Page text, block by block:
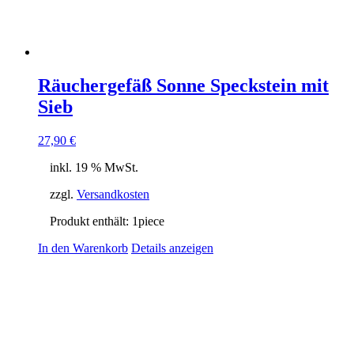
Räuchergefäß Sonne Speckstein mit
Sieb
27,90 €
inkl. 19 % MwSt.
zzgl. Versandkosten
Produkt enthält: 1piece
In den Warenkorb Details anzeigen